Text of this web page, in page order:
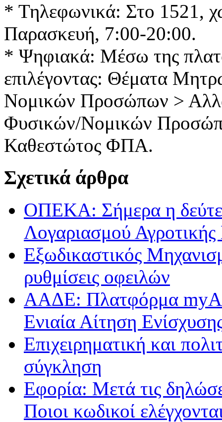
* Τηλεφωνικά: Στο 1521,
Παρασκευή, 7:00-20:00.
* Ψηφιακά: Μέσω της
επιλέγοντας: Θέματα
Νομικών Προσώπων >
Φυσικών/Νομικών
Καθεστώτος ΦΠΑ.
Σχετικά άρθρα
ΟΠΕΚΑ: Σήμερα η
Λογαριασμού Αγροτικής
Εξωδικαστικός
ρυθμίσεις οφειλών
ΑΑΔΕ: Πλατφόρμα
Ενιαία Αίτηση
Επιχειρηματική και
σύγκληση
Εφορία: Μετά τις
Ποιοι κωδικοί